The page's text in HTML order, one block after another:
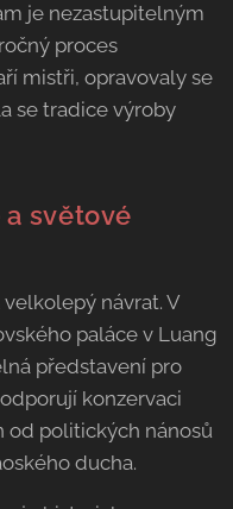
je nezastupitelným
proces
mistři, opravovaly se
se tradice výroby
a světové
velkolepý návrat. V
paláce v Luang
představení pro
konzervaci
od politických nánosů
ducha.